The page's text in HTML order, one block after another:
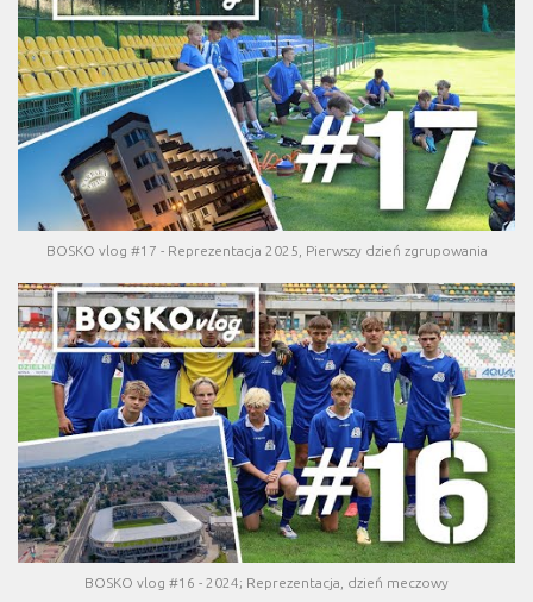
BOSKO vlog #17 - Reprezentacja 2025, Pierwszy dzień zgrupowania
BOSKO vlog #16 - 2024; Reprezentacja, dzień meczowy